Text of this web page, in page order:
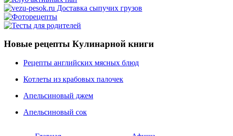
Новые рецепты Кулинарной книги
Рецепты английских мясных блюд
Котлеты из крабовых палочек
Апельсиновый джем
Апельсиновый сок